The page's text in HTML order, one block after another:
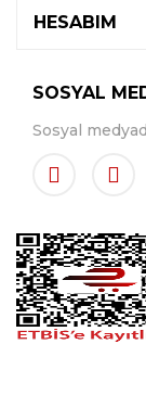
HESABIM
SOSYAL
Sosyal